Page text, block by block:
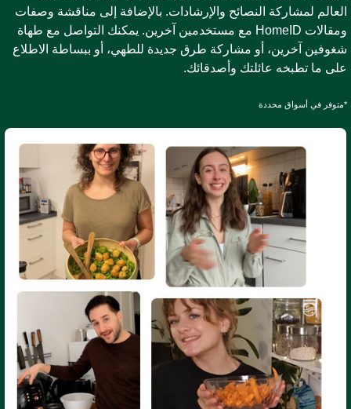
لمشاركة النصائح والإرشادات. بالإضافة إلى مناقشة وصفات
ومقالات HomeID مع مستخدمين آخرين. يمكنك التواصل مع طهاة
آخرين، أو مشاركة طرق جديدة للطهي، أو ببساطة الاطلاع
ما تطبخه عائلتك وأصدقائك.
في أسواق محددة